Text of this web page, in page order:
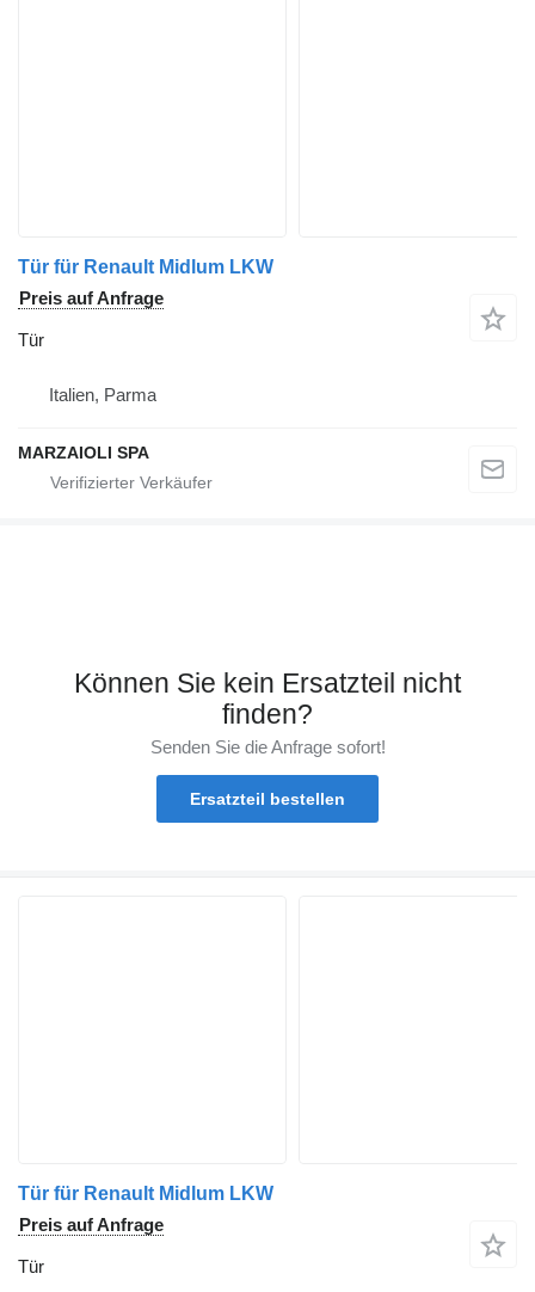
Tür für Renault Midlum LKW
Preis auf Anfrage
Tür
Italien, Parma
MARZAIOLI SPA
Können Sie kein Ersatzteil nicht
finden?
Senden Sie die Anfrage sofort!
Ersatzteil bestellen
Tür für Renault Midlum LKW
Preis auf Anfrage
Tür